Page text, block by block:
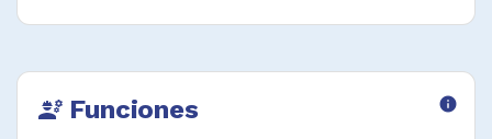
engineering Funciones info